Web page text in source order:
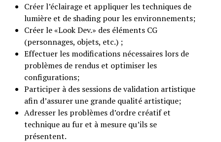
Créer l’éclairage et appliquer les techniques de
lumière et de shading pour les environnements;
Créer le «Look Dev.» des éléments CG
(personnages, objets, etc.) ;
Effectuer les modifications nécessaires lors de
problèmes de rendus et optimiser les
configurations;
Participer à des sessions de validation artistique
afin d’assurer une grande qualité artistique;
Adresser les problèmes d’ordre créatif et
technique au fur et à mesure qu’ils se
présentent.